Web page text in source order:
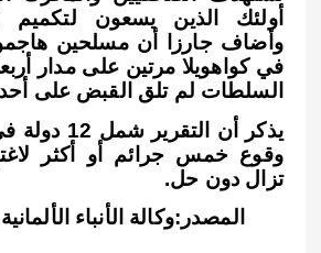
أولئك الذين يسعون لتكميم
وأضاف جارزا أن مسلحين
في كواهويلا مرتين على مدار
السلطات لم تلق القبض على
يذكر أن
وقوع خمس جرائم أو أكثر
تزال دون حل.
المصدر:وكالة الأنباء الألمانية